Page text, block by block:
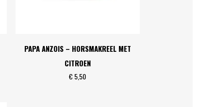
PAPA ANZOIS – HORSMAKREEL MET
CITROEN
€ 5,50